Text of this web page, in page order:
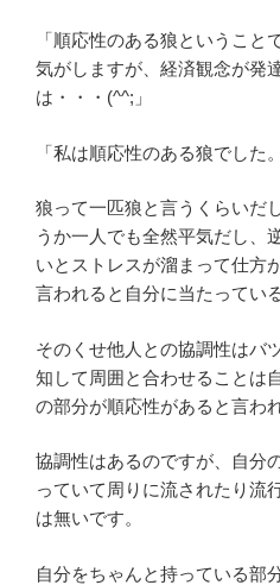
「順応性のある狼ということ
気がしますが、経済観念が発
は・・・(^^;」
「私は順応性のある狼でした。
狼って一匹狼と言うくらいだ
うか一人でも全然平気だし、
いとストレスが溜まって仕方
言われると自分に当たってい
そのくせ他人との協調性はバ
知して周囲と合わせることは
の部分が順応性があると言わ
協調性はあるのですが、自分
っていて周りに流されたり流
は無いです。
自分をちゃんと持っている部